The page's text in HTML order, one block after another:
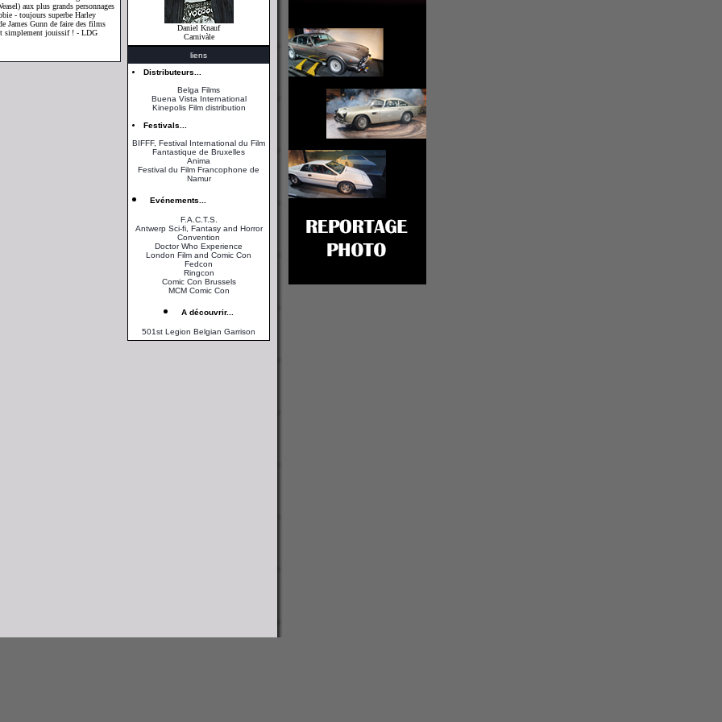
aux plus grands personnages
- toujours superbe Harley
James Gunn de faire des films
simplement jouissif ! - LDG
Daniel Knauf
Carnivàle
liens
Distributeurs...
Belga Films
Buena Vista International
Kinepolis Film distribution
Festivals...
BIFFF, Festival International du Film
Fantastique de Bruxelles
Anima
Festival du Film Francophone de
Namur
Evénements...
F.A.C.T.S.
Antwerp Sci-fi, Fantasy and Horror
Convention
Doctor Who Experience
London Film and Comic Con
Fedcon
Ringcon
Comic Con Brussels
MCM Comic Con
A découvrir...
501st Legion Belgian Garrison